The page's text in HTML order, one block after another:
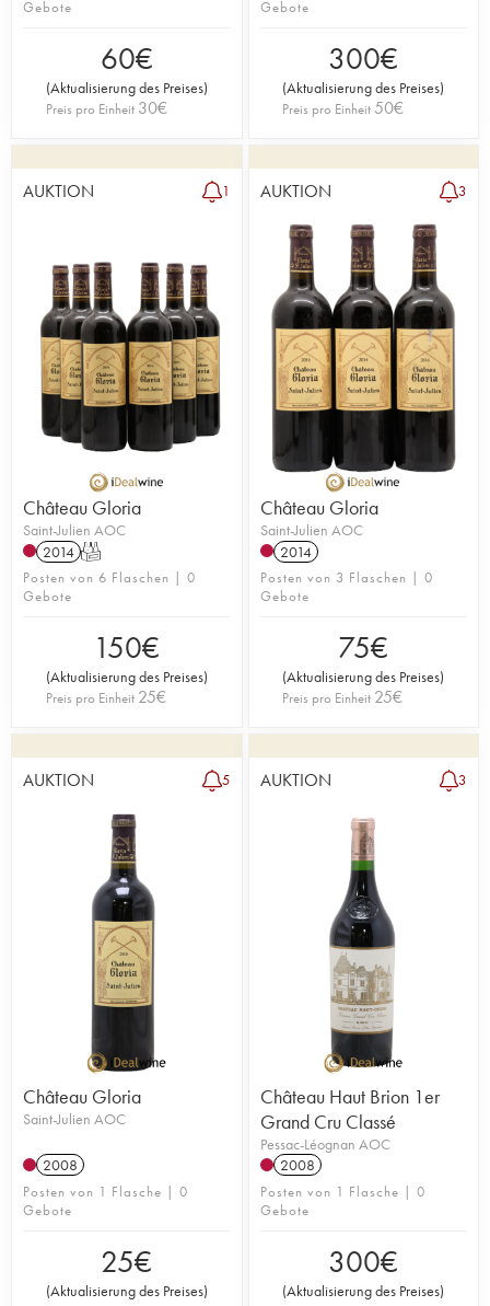
Gebote
60€
(Aktualisierung des Preises)
Preis pro Einheit 30€
Gebote
300€
(Aktualisierung des Preises)
Preis pro Einheit 50€
AUKTION 1
Château Gloria
Saint-Julien AOC
2014 T
Posten von 6 Flaschen | 0
Gebote
150€
(Aktualisierung des Preises)
Preis pro Einheit 25€
AUKTION 3
Château Gloria
Saint-Julien AOC
2014
Posten von 3 Flaschen | 0
Gebote
75€
(Aktualisierung des Preises)
Preis pro Einheit 25€
AUKTION 5
Château Gloria
Saint-Julien AOC
2008
Posten von 1 Flasche | 0
Gebote
25€
(Aktualisierung des Preises)
AUKTION 3
Château Haut Brion 1er
Grand Cru Classé
Pessac-Léognan AOC
2008
Posten von 1 Flasche | 0
Gebote
300€
(Aktualisierung des Preises)